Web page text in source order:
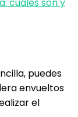
puedes
envueltos
el